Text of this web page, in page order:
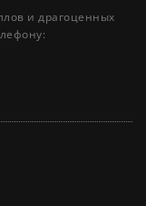
и драгоценных